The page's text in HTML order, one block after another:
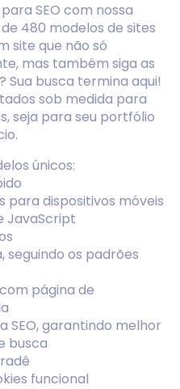
SEO com nossa
480 modelos de sites
site que não só
mas também siga as
Sua busca termina aqui!
sob medida para
seja para seu portfólio
únicos:
para dispositivos móveis
JavaScript
seguindo os padrões
página de
SEO, garantindo melhor
busca
funcional